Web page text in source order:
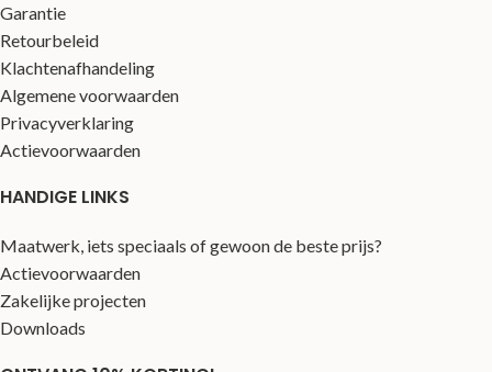
Garantie
Retourbeleid
Klachtenafhandeling
Algemene voorwaarden
Privacyverklaring
Actievoorwaarden
HANDIGE LINKS
Maatwerk, iets speciaals of gewoon de beste prijs?
Actievoorwaarden
Zakelijke projecten
Downloads